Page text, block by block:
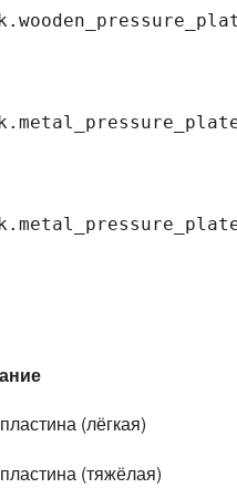
(лёгкая)
(тяжёлая)